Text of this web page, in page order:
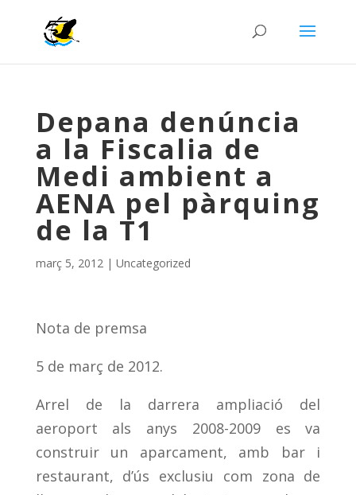
Depana denúncia
a la Fiscalia de
Medi ambient a
AENA pel pàrquing
de la T1
març 5, 2012| Uncategorized
Nota de premsa
5 de març de 2012.
Arrel de la darrera ampliació del
aeroport als anys 2008-2009 es va
construir un aparcament, amb bar i
restaurant, d’ús exclusiu com zona de